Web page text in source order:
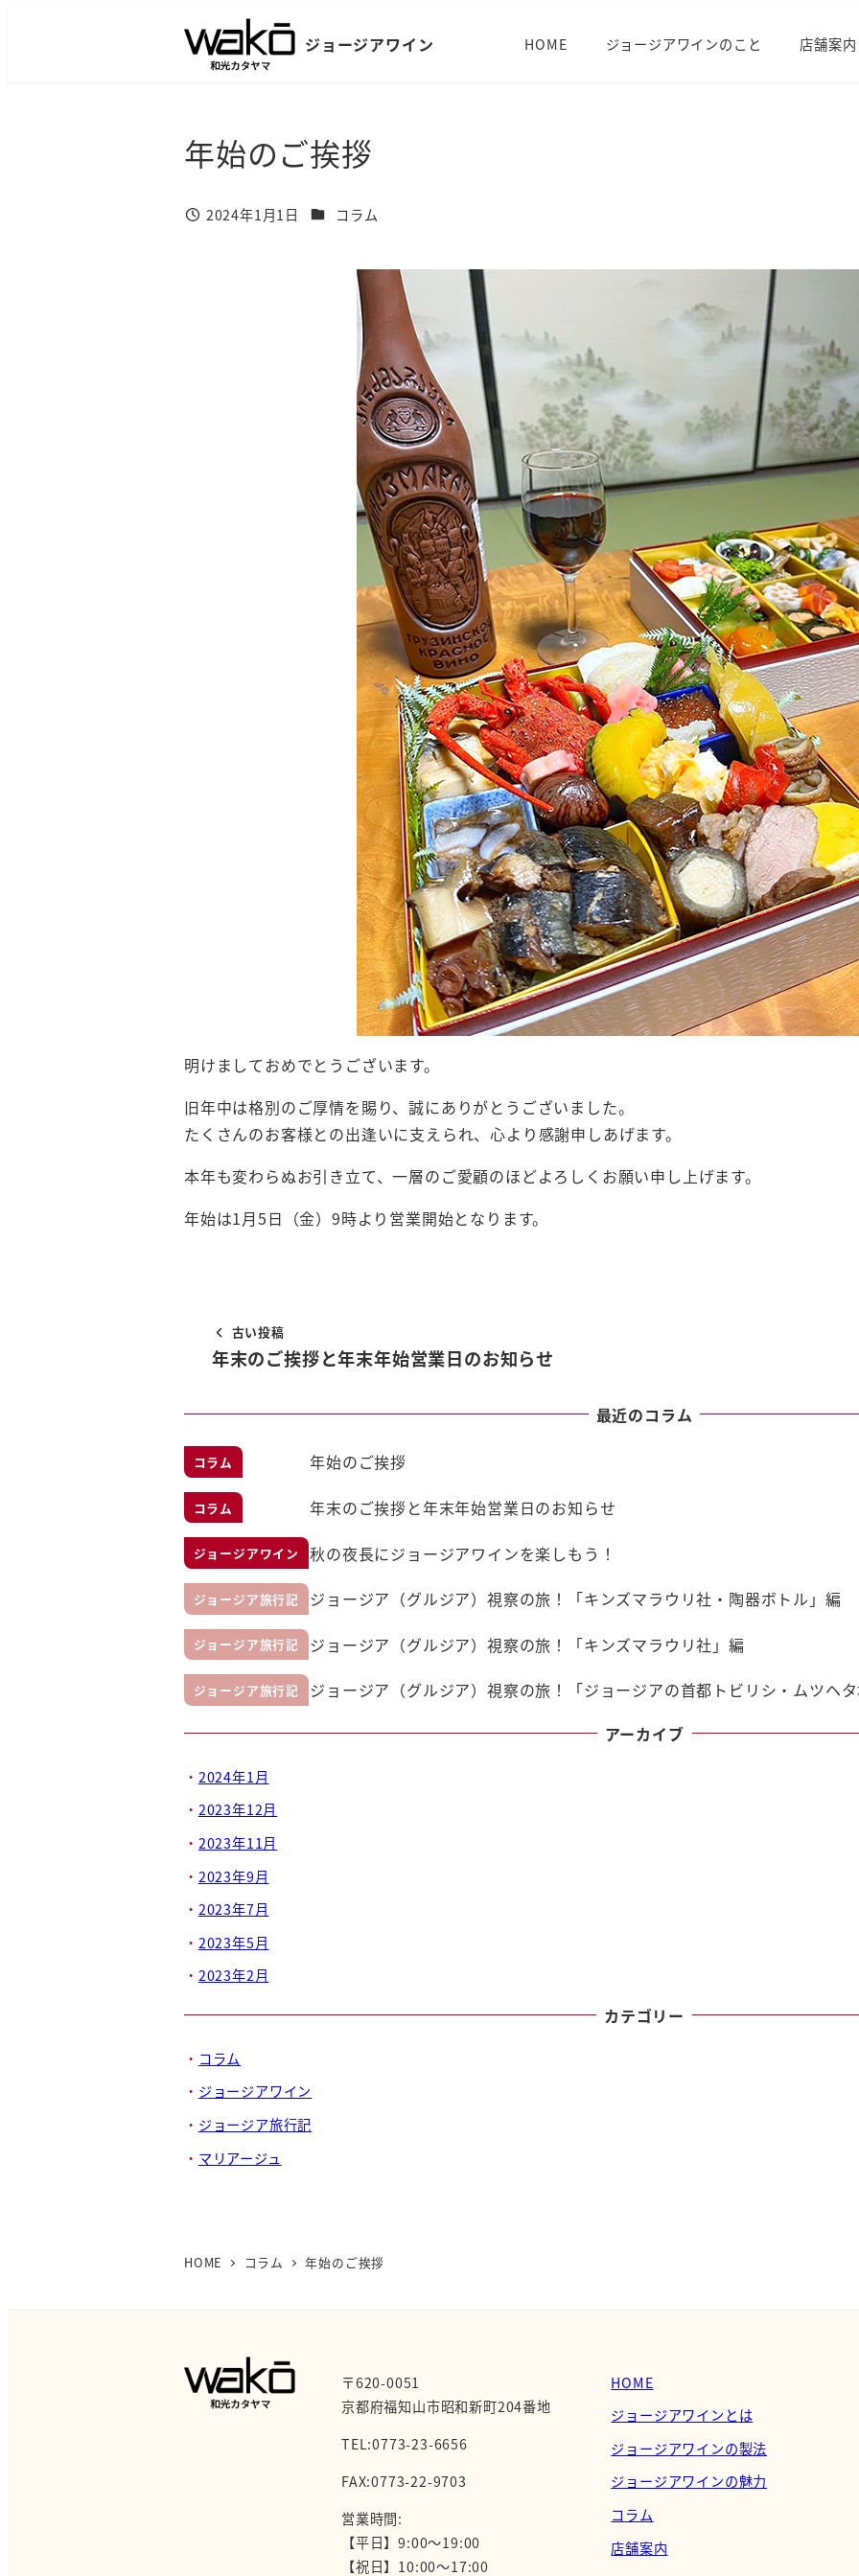
HOME ジョージアワインのこと 店舗案内
年始のご挨拶
投稿日
2024年1月1日 カテゴリー
コラム
明けましておめでとうございます。
旧年中は格別のご厚情を賜り、誠にありがとうございました。
たくさんのお客様との出逢いに支えられ、心より感謝申しあげます。
本年も変わらぬお引き立て、一層のご愛顧のほどよろしくお願い申し上げます。
年始は1月5日（金）9時より営業開始となります。
古い投稿
年末のご挨拶と年末年始営業日のお知らせ
最近のコラム
年始のご挨拶
コラム
年末のご挨拶と年末年始営業日のお知らせ
コラム
秋の夜長にジョージアワインを楽しもう！
ジョージアワイン
ジョージア（グルジア）視察の旅！「キンズマラウリ社・陶器ボトル」編
ジョージア旅行記
ジョージア（グルジア）視察の旅！「キンズマラウリ社」編
ジョージア旅行記
ジョージア（グルジア）視察の旅！「ジョージアの首都トビリシ・ムツヘ
ジョージア旅行記
アーカイブ
2024年1月
2023年12月
2023年11月
2023年9月
2023年7月
2023年5月
2023年2月
カテゴリー
コラム
ジョージアワイン
ジョージア旅行記
マリアージュ
HOME コラム 年始のご挨拶
〒620-0051
京都府福知山市昭和新町204番地
TEL:0773-23-6656
FAX:0773-22-9703
営業時間:
【平日】9:00～19:00
【祝日】10:00～17:00
HOME
ジョージアワインとは
ジョージアワインの製法
ジョージアワインの魅力
コラム
店舗案内